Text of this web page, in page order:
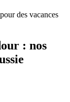
des vacances
: nos